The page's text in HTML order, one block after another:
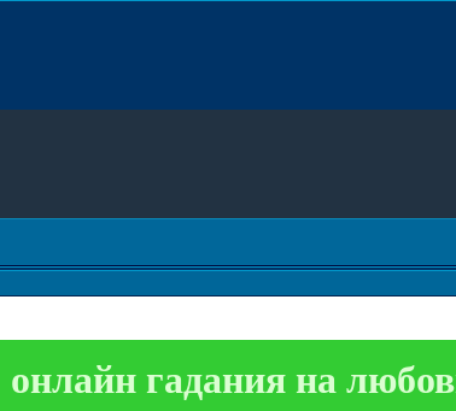
онлайн гадания на